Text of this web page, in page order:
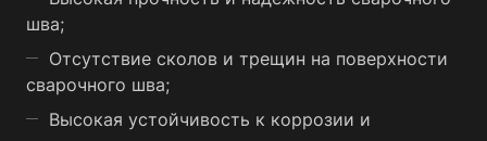
шва;
Отсутствие сколов и трещин на поверхности
сварочного шва;
Высокая устойчивость к коррозии и